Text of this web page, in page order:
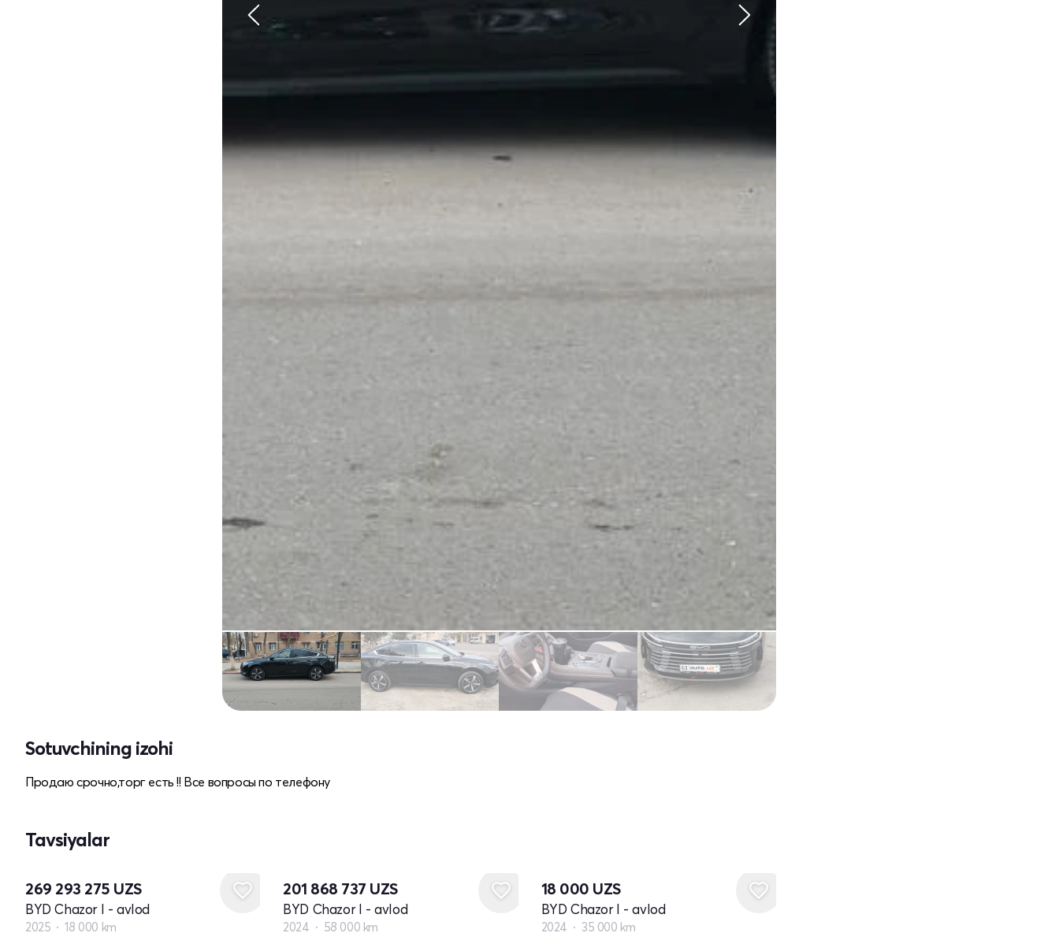
Sotuvchining izohi
Продаю срочно,торг есть !! Все вопросы по телефону
Tavsiyalar
269 293 275 UZS
BYD Chazor I - avlod
2025 18 000 km
201 868 737 UZS
BYD Chazor I - avlod
2024 58 000 km
18 000 UZS
BYD Chazor I - avlod
2024 35 000 km